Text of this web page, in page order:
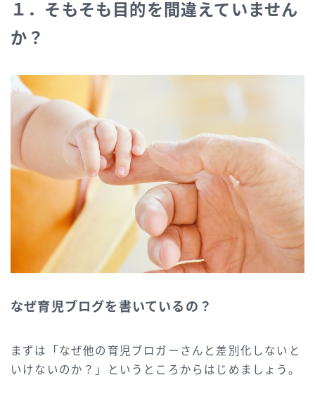
１．そもそも目的を間違えていません
か？
なぜ育児ブログを書いているの？
まずは「なぜ他の育児ブロガーさんと差別化しないと
いけないのか？」というところからはじめましょう。